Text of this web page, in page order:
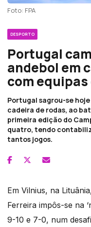
Foto: FPA
DESPORTO
Portugal
andebol em
com
Portugal sagrou-se
cadeira de rodas, ao
primeira edição do
quatro, tendo
tantos jogos.
Em Vilnius, na
Ferreira impôs-se na
9-10 e 7-0, num